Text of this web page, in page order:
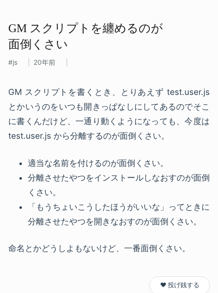
GM スクリプトを​纏めるのが​
面倒くさい
js 20年前
GM スクリプトを書くとき、とりあえず test.user.js
とかいうのをいつも開きっぱなしにしてあるのでそこ
に書くんだけど、一通り動くようになっても、今度は
test.user.js から分離するのが面倒くさい。
適当な名前を付けるのが面倒くさい。
分離させたやつをインストールしなおすのが面倒
くさい。
「もうちょいこうしたほうがいいな」ってときに
分離させたやつを開きなおすのが面倒くさい。
命名とかどうしよもないけど、一番面倒くさい。
❤️ 投げ銭する